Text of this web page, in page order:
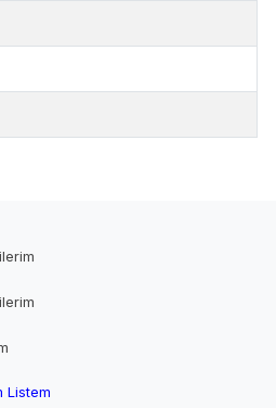
Listem